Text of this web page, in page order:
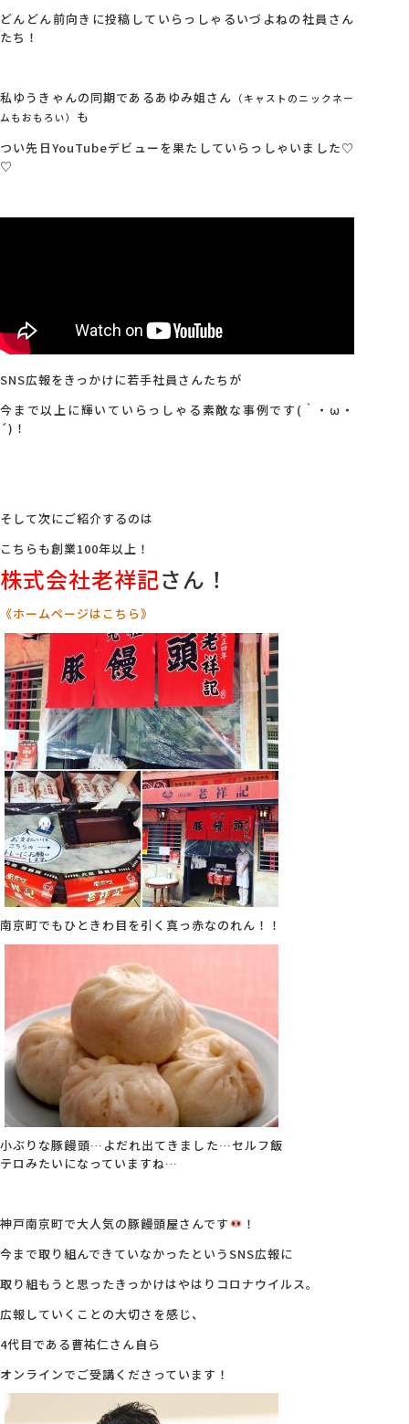
どんどん前向きに投稿していらっしゃるいづよねの社員さん
たち！
私ゆうきゃんの同期であるあゆみ姐さん （キャストのニックネー
ムもおもろい） も
つい先日YouTubeデビューを果たしていらっしゃいました♡
♡
SNS広報をきっかけに若手社員さんたちが
今まで以上に輝いていらっしゃる素敵な事例です(｀・ω・
´)！
そして次にご紹介するのは
こちらも創業100年以上！
株式会社老祥記さん！
《ホームページはこちら》
南京町でもひときわ目を引く真っ赤なのれん！！
小ぶりな豚饅頭…よだれ出てきました…セルフ飯
テロみたいになっていますね…
神戸南京町で大人気の豚饅頭屋さんです
！
今まで取り組んできていなかったというSNS広報に
取り組もうと思ったきっかけはやはりコロナウイルス。
広報していくことの大切さを感じ、
4代目である曹祐仁さん自ら
オンラインでご受講くださっています！